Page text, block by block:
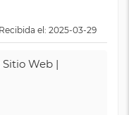
el: 2025-03-29
Sitio Web |